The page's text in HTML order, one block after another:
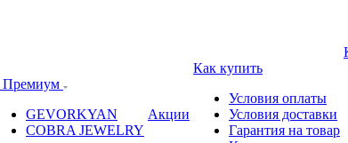
Премиум
GEVORKYAN
COBRA JEWELRY
Акции
Как купить
Условия оплаты
Условия доставки
Гарантия на товар